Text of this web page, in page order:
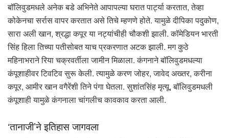
बॉलिवुडमधले अनेक बडे अभिनेते आपापल्या घरात पार्ट्या करतात, तेव्हा
कोकेनचा सर्रास वापर करतात असे तिचे म्हणणे होते. यामुळे दीपिका पदुकोण,
सारा अली खान, श्रद्धा कपूर या नट्यांचीही चौकशी झाली. कॉमेडियन भारती
सिंह हिला तिच्या पतीसोबत याच प्रकरणात अटक झाली. मग कुठे
महिनाभराने रिया चक्रवर्तीला जामीन मिळाला. कंगनाने बॉलिवुडमधल्या
कंपूशाहीवर टिवटिव सुरू केली. त्यामुळे करण जोहर, जावेद अख्तर, करीना
कपूर, आमीर खान वगैरेंशी तिने पंगा घेतला. सुशांतसिंह मृत्यू, बॉलिवुडमधली
कंपूशाही यामुळे कंगनाला चांगलीच कावकाव करता आली.
‘तानाजी’ने इतिहास जागवला